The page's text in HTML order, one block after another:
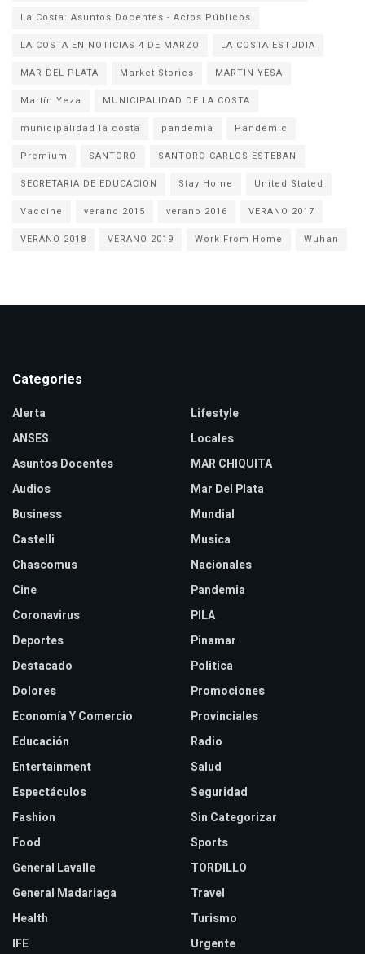
La Costa: Asuntos Docentes - Actos Públicos
LA COSTA EN NOTICIAS 4 DE MARZO
LA COSTA ESTUDIA
MAR DEL PLATA
Market Stories
MARTIN YESA
Martín Yeza
MUNICIPALIDAD DE LA COSTA
municipalidad la costa
pandemia
Pandemic
Premium
SANTORO
SANTORO CARLOS ESTEBAN
SECRETARIA DE EDUCACION
Stay Home
United Stated
Vaccine
verano 2015 verano 2016
VERANO 2017
VERANO 2018
VERANO 2019 Work From Home Wuhan
Categories
Alerta
ANSES
Asuntos Docentes
Audios
Business
Castelli
Chascomus
Cine
Coronavirus
Deportes
Destacado
Dolores
Economía Y Comercio
Educación
Entertainment
Espectáculos
Fashion
Food
General Lavalle
General Madariaga
Health
IFE
Lifestyle
Locales
MAR CHIQUITA
Mar Del Plata
Mundial
Musica
Nacionales
Pandemia
PILA
Pinamar
Politica
Promociones
Provinciales
Radio
Salud
Seguridad
Sin Categorizar
Sports
TORDILLO
Travel
Turismo
Urgente